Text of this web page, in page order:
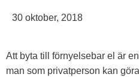
30 oktober, 2018
Att byta till förnyelsebar el är
man som privatperson kan